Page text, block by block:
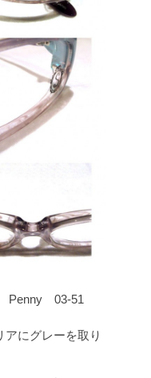
Penny 03-51
にグレーを取り